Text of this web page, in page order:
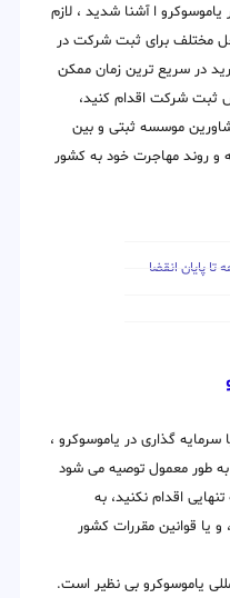
ا آشنا شدید ، لازم
مختلف برای ثبت شرکت در
در سریع ترین زمان ممکن
ثبت شرکت اقدام کنید،
موسسه ثبتی و بین
و روند مهاجرت خود به کشور
گذاری در یاموسوکرو ،
به طور معمول توصیه می شود
اقدام نکنید، به
یا قوانین مقررات کشور
یاموسوکرو بی نظیر است.